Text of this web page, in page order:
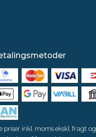
priser inkl. moms ekskl. fragt og